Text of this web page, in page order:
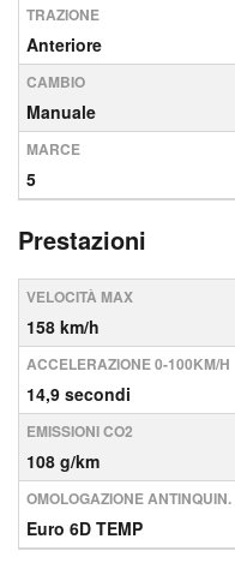
TRAZIONE
Anteriore
CAMBIO
Manuale
MARCE
5
Prestazioni
VELOCITÀ MAX
158 km/h
ACCELERAZIONE 0-100KM/H
14,9 secondi
EMISSIONI CO2
108 g/km
OMOLOGAZIONE ANTINQUIN.
Euro 6D TEMP